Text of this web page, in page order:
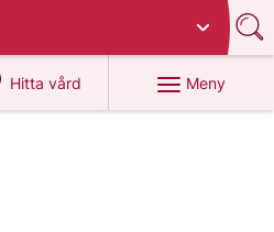
Hitta vård
på 1177.se
Meny